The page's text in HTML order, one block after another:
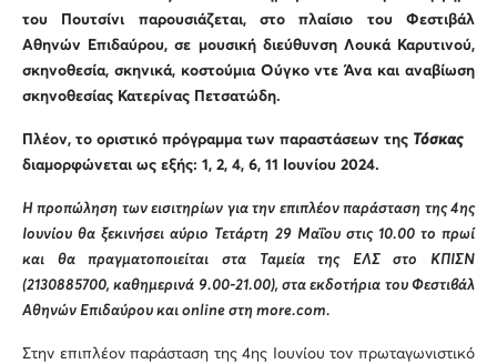
του Πουτσίνι παρουσιάζεται, στο πλαίσιο του Φεστιβάλ
Αθηνών Επιδαύρου, σε μουσική διεύθυνση Λουκά Καρυτινού,
σκηνοθεσία, σκηνικά, κοστούμια Ούγκο ντε Άνα και αναβίωση
σκηνοθεσίας Κατερίνας Πετσατώδη.
Πλέον, το οριστικό πρόγραμμα των παραστάσεων της Τόσκας
διαμορφώνεται ως εξής: 1, 2, 4, 6, 11 Ιουνίου 2024.
Η προπώληση των εισιτηρίων για την επιπλέον παράσταση της 4ης
Ιουνίου θα ξεκινήσει αύριο Τετάρτη 29 Μαΐου στις 10.00 το πρωί
και θα πραγματοποιείται στα Ταμεία της ΕΛΣ στο ΚΠΙΣΝ
(2130885700, καθημερινά 9.00-21.00), στα εκδοτήρια του Φεστιβάλ
Αθηνών Επιδαύρου και online στη more.com.
Στην επιπλέον παράσταση της 4ης Ιουνίου τον πρωταγωνιστικό